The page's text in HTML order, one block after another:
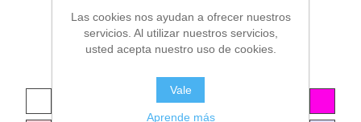
Elige el color de la caja *
Las cookies nos ayudan a ofrecer nuestros
servicios. Al utilizar nuestros servicios,
usted acepta nuestro uso de cookies.
Vale
Aprende más